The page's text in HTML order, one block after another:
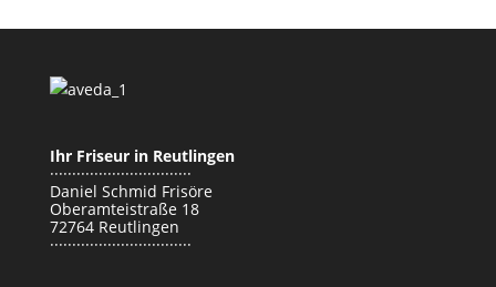
Ihr Friseur in Reutlingen
································
Daniel Schmid Frisöre
Oberamteistraße 18
72764 Reutlingen
································